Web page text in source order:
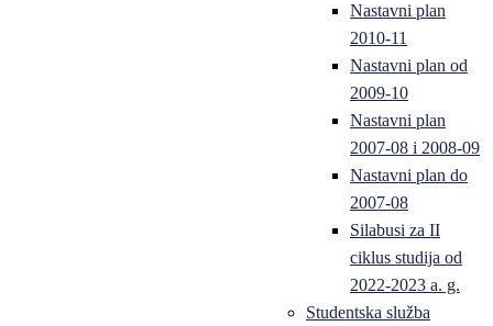
Nastavni plan
2010-11
Nastavni plan od
2009-10
Nastavni plan
2007-08 i 2008-09
Nastavni plan do
2007-08
Silabusi za II
ciklus studija od
2022-2023 a. g.
Studentska služba